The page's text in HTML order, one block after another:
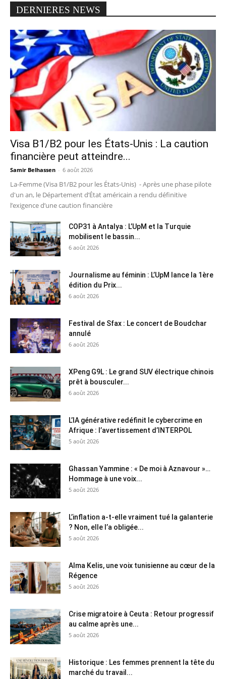
DERNIERES NEWS
Visa B1/B2 pour les États-Unis : La caution
financière peut atteindre...
Samir Belhassen - 6 août 2026
La-Femme (Visa B1/B2 pour les États-Unis) - Après une phase pilote
d'un an, le Département d’État américain a rendu définitive
l’exigence d’une caution financière
COP31 à Antalya : L’UpM et la Turquie
mobilisent le bassin...
6 août 2026
Journalisme au féminin : L’UpM lance la 1ère
édition du Prix...
6 août 2026
Festival de Sfax : Le concert de Boudchar
annulé
6 août 2026
XPeng G9L : Le grand SUV électrique chinois
prêt à bousculer...
6 août 2026
L’IA générative redéfinit le cybercrime en
Afrique : l’avertissement d’INTERPOL
5 août 2026
Ghassan Yammine : « De moi à Aznavour »…
Hommage à une voix...
5 août 2026
L’inflation a-t-elle vraiment tué la galanterie
? Non, elle l’a obligée...
5 août 2026
Alma Kelis, une voix tunisienne au cœur de la
Régence
5 août 2026
Crise migratoire à Ceuta : Retour progressif
au calme après une...
5 août 2026
Historique : Les femmes prennent la tête du
marché du travail...